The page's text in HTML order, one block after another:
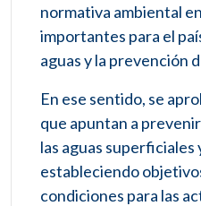
normativa ambiental
importantes para el
aguas y la prevención
En ese sentido, se
que apuntan a
las aguas
estableciendo
condiciones para las